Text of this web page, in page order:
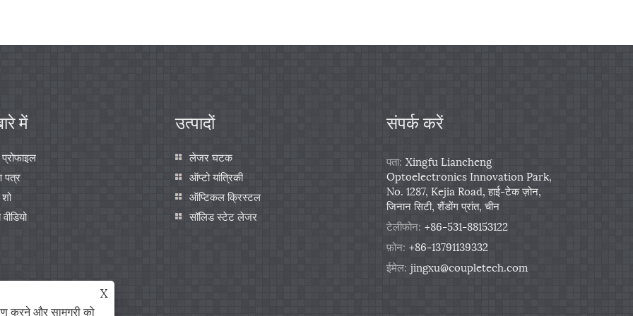
में
पत्र
उत्पादों
लेजर घटक
ऑप्टो यांत्रिकी
ऑप्टिकल क्रिस्टल
सॉलिड स्टेट लेजर
संपर्क करें
पता: Xingfu Liancheng
Optoelectronics Innovation Park,
No. 1287, Kejia Road, हाई-टेक ज़ोन,
जिनान सिटी, शैंडोंग प्रांत, चीन
टेलीफोन: +86-531-88153122
फ़ोन: +86-13791139332
ईमेल: jingxu@coupletech.com
X
करने और सामग्री को